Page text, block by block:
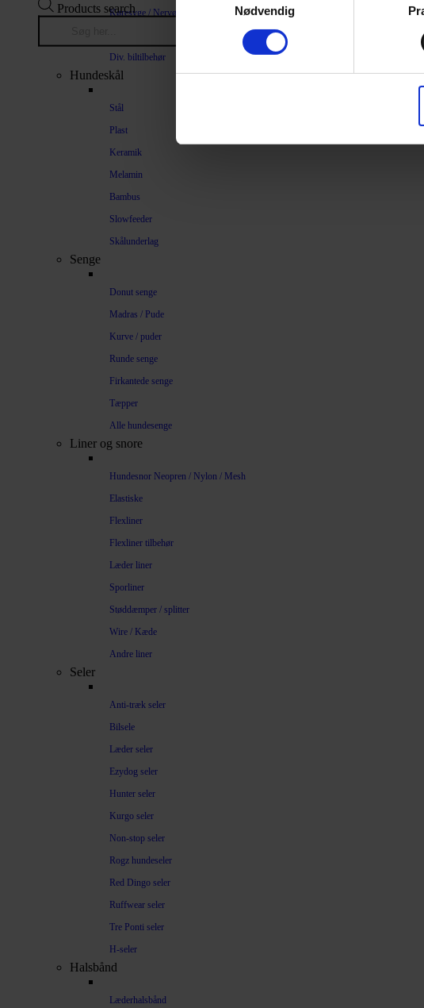
Nødvendig
Køresyge / Nervøsitet
Div. biltilbehør
Hundeskål
Stål
Plast
Keramik
Melamin
Bambus
Slowfeeder
Skålunderlag
Senge
Donut senge
Madras / Pude
Kurve / puder
Runde senge
Firkantede senge
Tæpper
Alle hundesenge
Liner og snore
Hundesnor Neopren / Nylon / Mesh
Elastiske
Flexliner
Flexliner tilbehør
Læder liner
Sporliner
Støddæmper / splitter
Wire / Kæde
Andre liner
Seler
Anti-træk seler
Bilsele
Læder seler
Ezydog seler
Hunter seler
Kurgo seler
Non-stop seler
Rogz hundeseler
Red Dingo seler
Ruffwear seler
Tre Ponti seler
H-seler
Halsbånd
Læderhalsbånd
Products search